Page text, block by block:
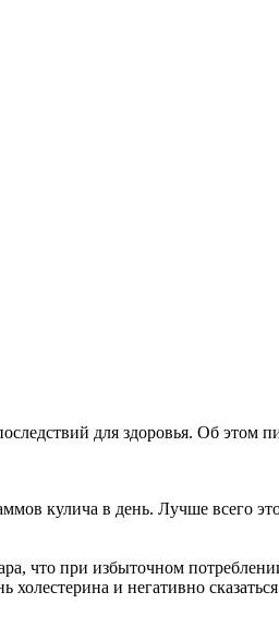
для здоровья. Об
кулича в день. Лучше всего это
что при избыточном
и негативно сказаться